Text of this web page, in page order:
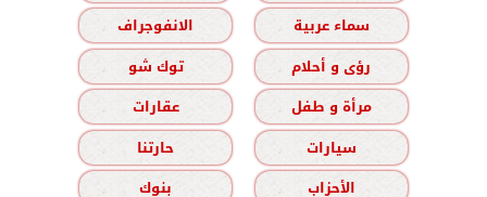
سماء عربية
الانفوجراف
رؤى و أحلام
توك شو
مرأة و طفل
عقارات
سيارات
حارتنا
الأحزاب
بنوك